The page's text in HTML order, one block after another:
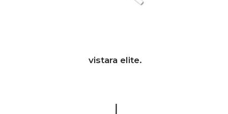
vistara elite.